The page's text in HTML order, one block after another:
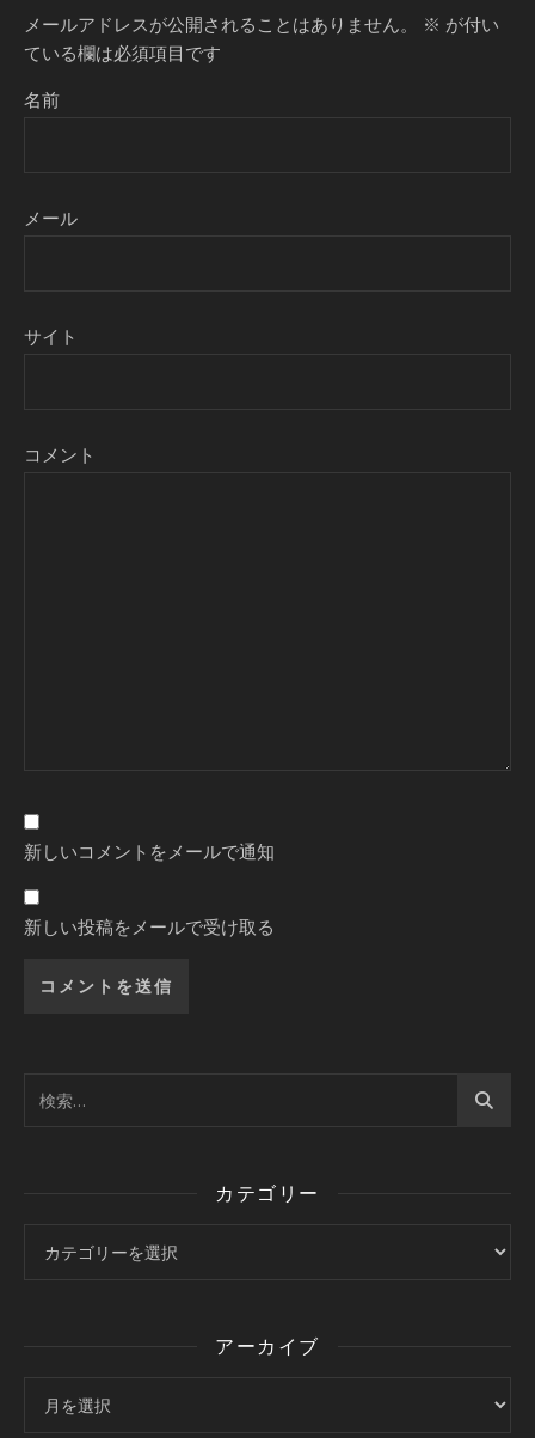
メールアドレスが公開されることはありません。 ※ が付い
ている欄は必須項目です
名前
メール
サイト
コメント
新しいコメントをメールで通知
新しい投稿をメールで受け取る
カテゴリー
アーカイブ